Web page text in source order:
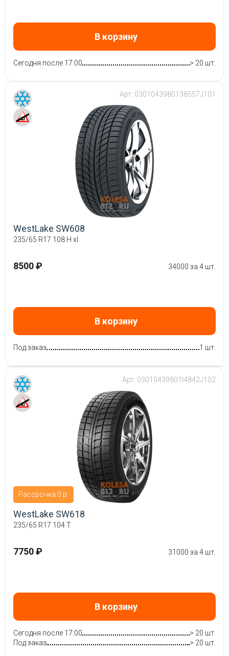
В корзину
Сегодня после 17:00 > 20 шт.
Арт: 0301043980138557J101
WestLake SW608
235/65 R17 108 H xl
8500 ₽ 34000 за 4 шт.
В корзину
Под заказ 1 шт.
Рассрочка 0 р.
Арт: 03010439801I4842J102
WestLake SW618
235/65 R17 104 T
7750 ₽ 31000 за 4 шт.
В корзину
Сегодня после 17:00
> 20 шт.
Под заказ
> 20 шт.